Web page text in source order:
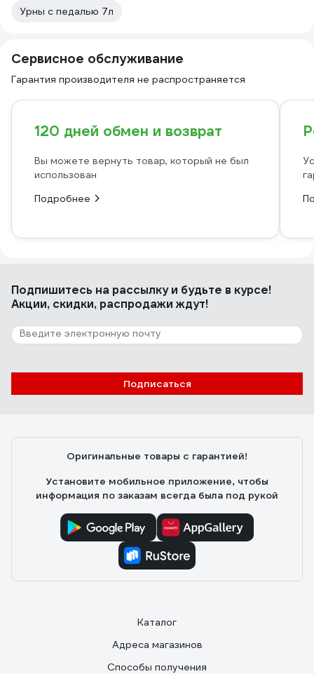
Урны с педалью 7л
Сервисное обслуживание
Гарантия производителя не распространяется
120 дней обмен и возврат
Вы можете вернуть товар, который не был
использован
Подробнее
Подпишитесь на рассылкуи будьте в курсе!
Акции, скидки, распродажи ждут!
Подписаться
Оригинальные товары с гарантией!
Установите мобильное приложение, чтобы
информация по заказам всегда была под рукой
Каталог
Адреса магазинов
Способы получения